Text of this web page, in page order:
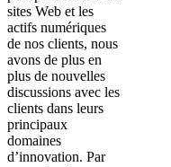
sites Web et les
actifs numériques
de nos clients, nous
avons de plus en
plus de nouvelles
discussions avec les
clients dans leurs
principaux
domaines
d’innovation. Par